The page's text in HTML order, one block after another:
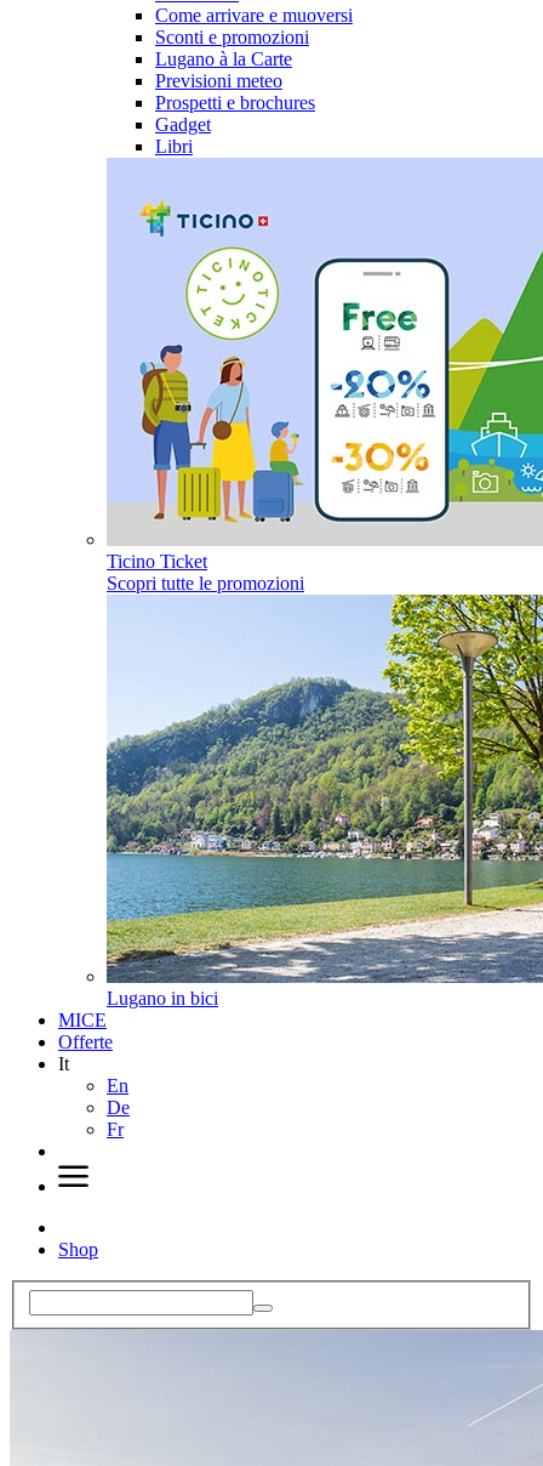
Come arrivare e muoversi
Sconti e promozioni
Lugano à la Carte
Previsioni meteo
Prospetti e brochures
Gadget
Libri
Ticino Ticket
Scopri tutte le promozioni
Lugano in bici
MICE
Offerte
It
En
De
Fr
Shop